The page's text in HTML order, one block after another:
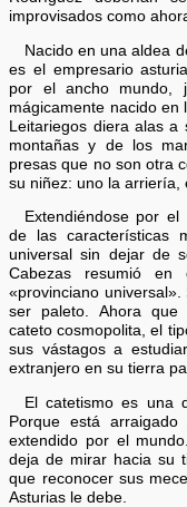
improvisados como
Nacido en una aldea
es el empresario
por el ancho mundo,
mágicamente nacido en
Leitariegos diera alas
montañas y de los
presas que no son otra
su niñez: uno la arriería,
Extendiéndose por
de las características
universal sin dejar de
Cabezas resumió
«provinciano
ser paleto. Ahora que
cateto cosmopolita, el
sus vástagos a
extranjero en su tierra
El catetismo es una
Porque está
extendido por el
deja de mirar hacia su
que reconocer sus
Asturias le debe.